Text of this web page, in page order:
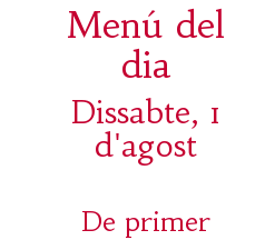
Menú del
dia
Dissabte, 1
d'agost
De primer